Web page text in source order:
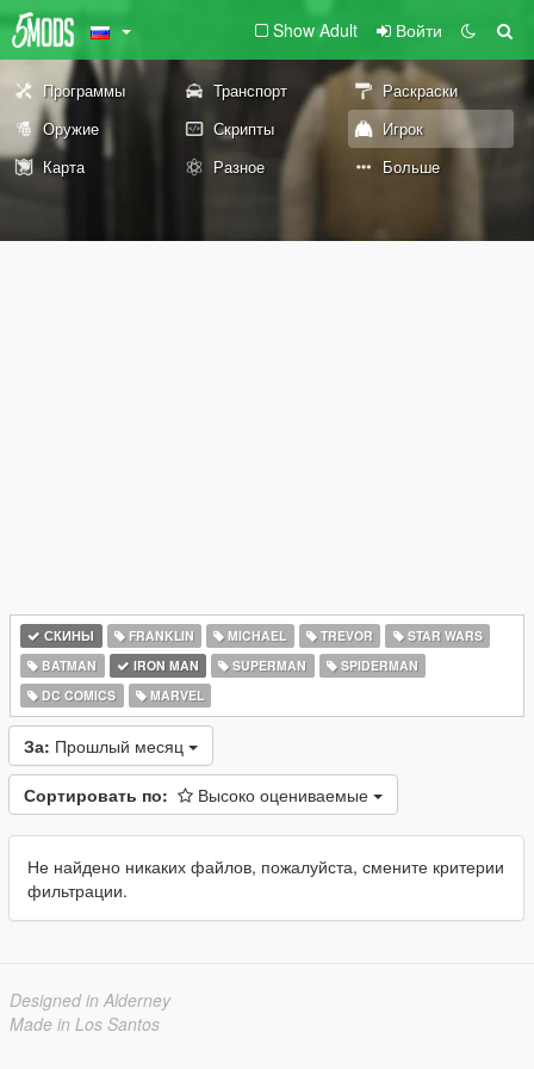
Show Adult Войти
Программы Транспорт
Раскраски
Оружие
Скрипты
Игрок
Карта
Разное Больше
СКИНЫ FRANKLIN MICHAEL TREVOR
STAR WARS
BATMAN
IRON MAN SUPERMAN
SPIDERMAN
DC COMICS
MARVEL
За: Прошлый месяц
Сортировать по: Высоко оцениваемые
Не найдено никаких файлов, пожалуйста, смените критерии
фильтрации.
Designed in Alderney
Made in Los Santos